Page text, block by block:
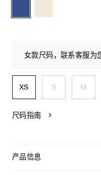
女款尺码，联系客服为
XS S M
尺码指南
产品信息